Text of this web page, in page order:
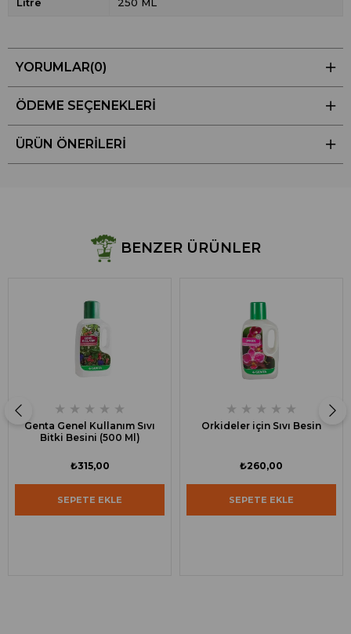
YORUMLAR(0)
ÖDEME SEÇENEKLERI
ÜRÜN ÖNERILERI
BENZER ÜRÜNLER
★ ★ ★ ★ ★
Genta Genel Kullanım Sıvı
Bitki Besini (500 Ml)
₺315,00
SEPETE EKLE
★ ★ ★ ★ ★
Orkideler için Sıvı Besin
₺260,00
SEPETE EKLE